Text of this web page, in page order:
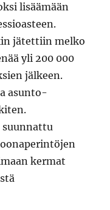
lisäämään
jätettiin melko
yli 200 000
jälkeen.
asunto-
suunnattu
kermat